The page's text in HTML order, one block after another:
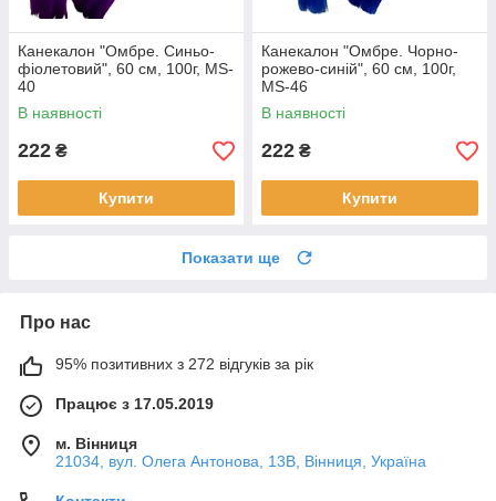
Канекалон "Омбре. Синьо-
фіолетовий", 60 см, 100г, MS-
40
В наявності
222 ₴
Купити
Канекалон "Омбре. Чорно-
рожево-синій", 60 см, 100г,
MS-46
В наявності
222 ₴
Купити
Показати ще
Про нас
95% позитивних з 272 відгуків за рік
Працює з 17.05.2019
м. Вінниця
21034, вул. Олега Антонова, 13В, Вінниця, Україна